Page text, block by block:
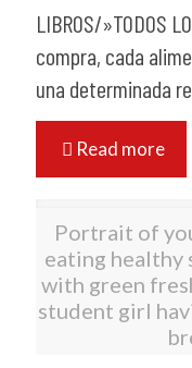
LIBROS/»TODOS
compra, cada
una determinada
Read more
Portrait of
eating healthy
with green
student girl